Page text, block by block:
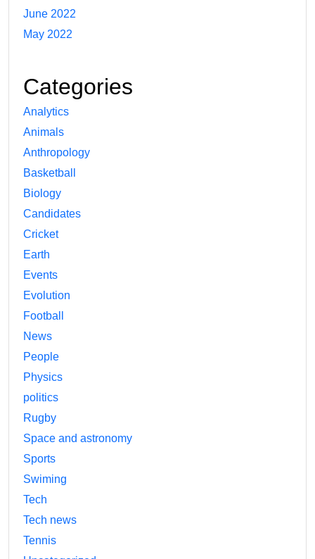
June 2022
May 2022
Categories
Analytics
Animals
Anthropology
Basketball
Biology
Candidates
Cricket
Earth
Events
Evolution
Football
News
People
Physics
politics
Rugby
Space and astronomy
Sports
Swiming
Tech
Tech news
Tennis